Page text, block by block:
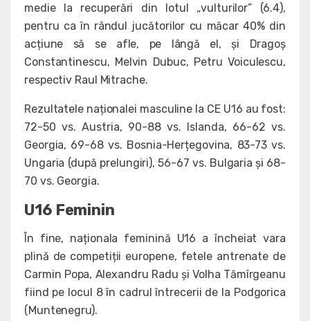
medie la recuperări din lotul „vulturilor” (6.4),
pentru ca în rândul jucătorilor cu măcar 40% din
acțiune să se afle, pe lângă el, și Dragoș
Constantinescu, Melvin Dubuc, Petru Voiculescu,
respectiv Raul Mitrache.
Rezultatele naționalei masculine la CE U16 au fost:
72-50 vs. Austria, 90-88 vs. Islanda, 66-62 vs.
Georgia, 69-68 vs. Bosnia-Herțegovina, 83-73 vs.
Ungaria (după prelungiri), 56-67 vs. Bulgaria și 68-
70 vs. Georgia.
U16 Feminin
În fine, naționala feminină U16 a încheiat vara
plină de competiții europene, fetele antrenate de
Carmin Popa, Alexandru Radu și Volha Tămîrgeanu
fiind pe locul 8 în cadrul întrecerii de la Podgorica
(Muntenegru).